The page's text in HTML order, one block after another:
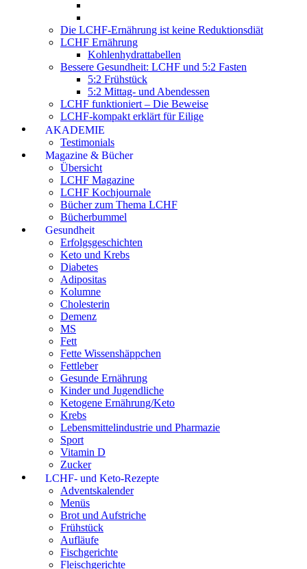
Die LCHF-Ernährung ist keine Reduktionsdiät
LCHF Ernährung
Kohlenhydrattabellen
Bessere Gesundheit: LCHF und 5:2 Fasten
5:2 Frühstück
5:2 Mittag- und Abendessen
LCHF funktioniert – Die Beweise
LCHF-kompakt erklärt für Eilige
AKADEMIE
Testimonials
Magazine & Bücher
Übersicht
LCHF Magazine
LCHF Kochjournale
Bücher zum Thema LCHF
Bücherbummel
Gesundheit
Erfolgsgeschichten
Keto und Krebs
Diabetes
Adipositas
Kolumne
Cholesterin
Demenz
MS
Fett
Fette Wissenshäppchen
Fettleber
Gesunde Ernährung
Kinder und Jugendliche
Ketogene Ernährung/Keto
Krebs
Lebensmittelindustrie und Pharmazie
Sport
Vitamin D
Zucker
LCHF- und Keto-Rezepte
Adventskalender
Menüs
Brot und Aufstriche
Frühstück
Aufläufe
Fischgerichte
Fleischgerichte